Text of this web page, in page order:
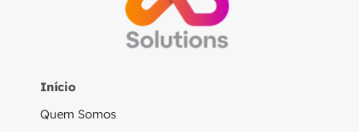
Início
Quem Somos